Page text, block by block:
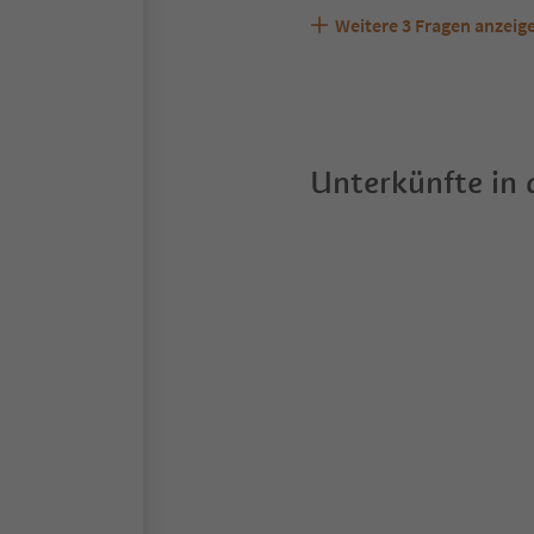
Sind Haustiere in der
Welche Services bietet
Weitere 3 Fragen
Unterkünfte in